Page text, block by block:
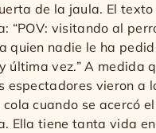
de la jaula. El texto
“POV: visitando al
quien nadie le ha
última vez.” A medida
espectadores vieron a
cola cuando se acercó
Ella tiene tanta vida en